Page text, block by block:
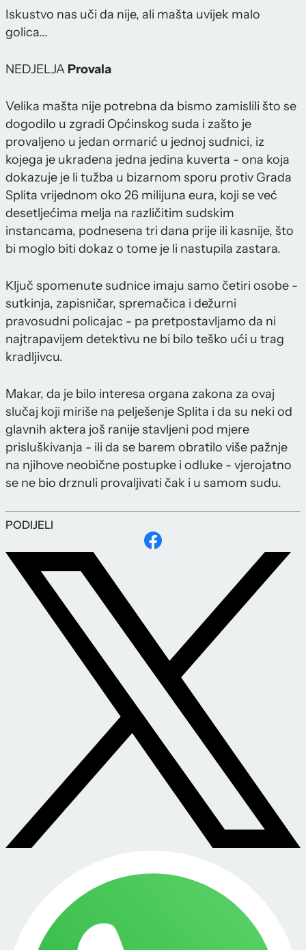
Iskustvo nas uči da nije, ali mašta uvijek malo
golica...
NEDJELJA Provala
Velika mašta nije potrebna da bismo zamislili što se
dogodilo u zgradi Općinskog suda i zašto je
provaljeno u jedan ormarić u jednoj sudnici, iz
kojega je ukradena jedna jedina kuverta - ona koja
dokazuje je li tužba u bizarnom sporu protiv Grada
Splita vrijednom oko 26 milijuna eura, koji se već
desetljećima melja na različitim sudskim
instancama, podnesena tri dana prije ili kasnije, što
bi moglo biti dokaz o tome je li nastupila zastara.
Ključ spomenute sudnice imaju samo četiri osobe -
sutkinja, zapisničar, spremačica i dežurni
pravosudni policajac - pa pretpostavljamo da ni
najtrapavijem detektivu ne bi bilo teško ući u trag
kradljivcu.
Makar, da je bilo interesa organa zakona za ovaj
slučaj koji miriše na pelješenje Splita i da su neki od
glavnih aktera još ranije stavljeni pod mjere
prisluškivanja - ili da se barem obratilo više pažnje
na njihove neobične postupke i odluke - vjerojatno
se ne bio drznuli provaljivati čak i u samom sudu.
PODIJELI